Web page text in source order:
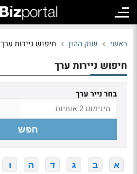
ראשי שוק ההון חיפוש ניירות ערך
חיפוש ניירות ערך
בחר נייר ערך
חפש
א ב ג ד ה ו